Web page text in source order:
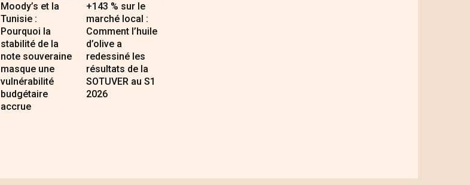
Moody’s et la
Tunisie :
Pourquoi la
stabilité de la
note souveraine
masque une
vulnérabilité
budgétaire
accrue
+143 % sur le
marché local :
Comment l’huile
d’olive a
redessiné les
résultats de la
SOTUVER au S1
2026